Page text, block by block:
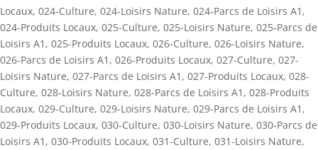
Locaux, 024-Culture, 024-Loisirs Nature, 024-Parcs de Loisirs A1 ,
024-Produits Locaux, 025-Culture, 025-Loisirs Nature, 025-Parcs de
Loisirs A1 , 025-Produits Locaux, 026-Culture, 026-Loisirs Nature,
026-Parcs de Loisirs A1 , 026-Produits Locaux, 027-Culture, 027-
Loisirs Nature, 027-Parcs de Loisirs A1 , 027-Produits Locaux, 028-
Culture, 028-Loisirs Nature, 028-Parcs de Loisirs A1 , 028-Produits
Locaux, 029-Culture, 029-Loisirs Nature, 029-Parcs de Loisirs A1 ,
029-Produits Locaux, 030-Culture, 030-Loisirs Nature, 030-Parcs de
Loisirs A1 , 030-Produits Locaux, 031-Culture, 031-Loisirs Nature,